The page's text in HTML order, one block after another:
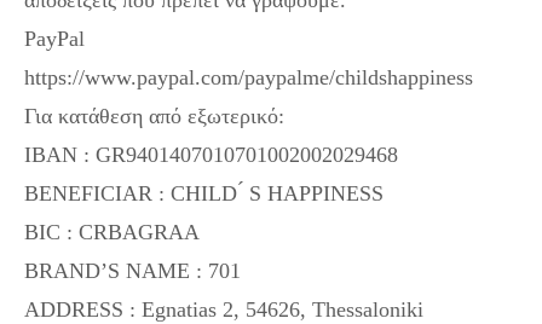
PayPal
https://www.paypal.com/paypalme/childshappiness
Για κατάθεση από εξωτερικό:
IBAN : GR9401407010701002002029468
BENEFICIAR : CHILD ́ S HAPPINESS
BIC : CRBAGRAA
BRAND’S NAME : 701
ADDRESS : Egnatias 2, 54626, Thessaloniki